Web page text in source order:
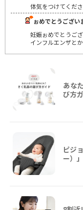
体気をつけてくださ
ぉめでとうござい
妊娠ぉめでとうご
インフルエンザと
あな
び方
ピジ
ー）」